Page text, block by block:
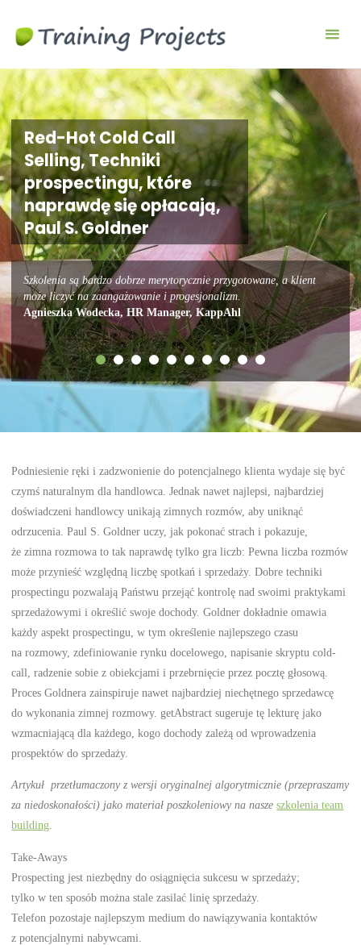
integracyjne,
team
building
Red-Hot Cold Call
Selling, Techniki
prospectingu, które
naprawdę się opłacają,
Paul S. Goldner
Szkolenia są bardzo dobrze merytorycznie przygotowane, a klient
może liczyć na zaangażowanie i progesjonalizm.
Agnieszka Wodecka, HR Manager, KappAhl
Podniesienie ręki i zadzwonienie do potencjalnego klienta wydaje się być
czymś naturalnym dla handlowca. Jednak nawet najlepsi, najbardziej
doświadczeni handlowcy unikają zimnych rozmów, aby uniknąć
odrzucenia. Paul S. Goldner uczy, jak pokonać strach i pokazuje,
że zimna rozmowa to tak naprawdę tylko gra liczb: Pewna liczba rozmów
może przynieść względną liczbę spotkań i sprzedaży. Dobre techniki
prospectingu pozwalają Państwu przejąć kontrolę nad swoimi praktykami
sprzedażowymi i określić swoje dochody. Goldner dokładnie omawia
każdy aspekt prospectingu, w tym określenie najlepszego czasu
na rozmowy, zdefiniowanie rynku docelowego, napisanie skryptu cold-
call, radzenie sobie z obiekcjami i przebrnięcie przez pocztę głosową.
Proces Goldnera zainspiruje nawet najbardziej niechętnego sprzedawcę
do wykonania zimnej rozmowy. getAbstract sugeruje tę lekturę jako
wzmacniającą dla każdego, kogo dochody zależą od wprowadzenia
prospektów do sprzedaży.
Artykuł przetłumaczony z wersji oryginalnej algorytmicznie (przepraszamy
za niedoskonałości) jako materiał poszkoleniowy na nasze szkolenia team
building.
Take-Aways
Prospecting jest niezbędny do osiągnięcia sukcesu w sprzedaży;
tylko w ten sposób można stale zasilać linię sprzedaży.
Telefon pozostaje najlepszym medium do nawiązywania kontaktów
z potencjalnymi nabywcami.